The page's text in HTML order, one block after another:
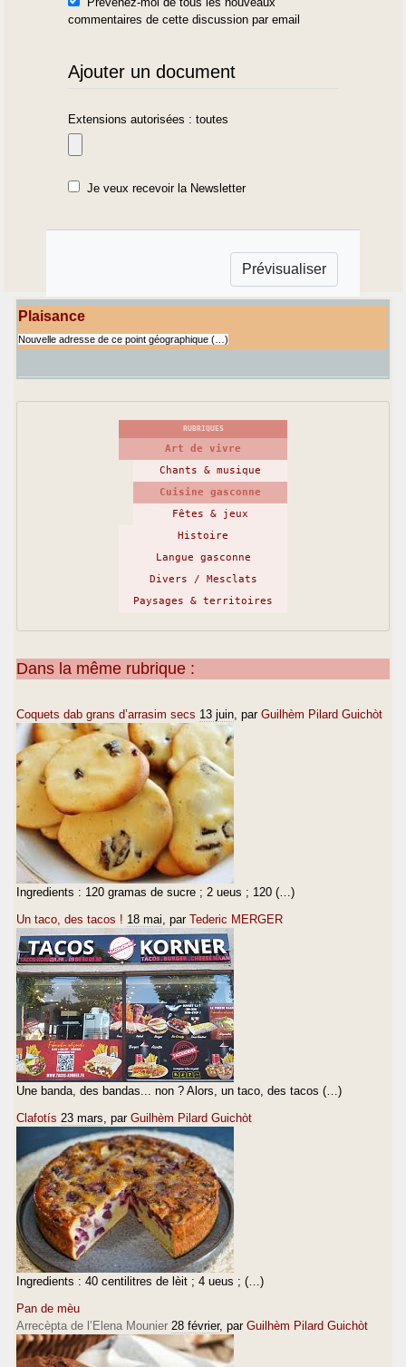
commentaires de cette discussion par email
Ajouter un document
Extensions autorisées : toutes
Je veux recevoir la Newsletter
Plaisance
Nouvelle adresse de ce point géographique (…)
RUBRIQUES
Art de vivre
Chants & musique
Cuisine gasconne
Fêtes & jeux
Histoire
Langue gasconne
Divers / Mesclats
Paysages & territoires
Dans la même rubrique :
Coquets dab grans d’arrasim secs 13 juin , par Guilhèm Pilard Guichòt
Ingredients : 120 gramas de sucre ; 2 ueus ; 120 (…)
Un taco, des tacos ! 18 mai , par Tederic MERGER
Une banda, des bandas... non ? Alors, un taco, des tacos (…)
Clafotís 23 mars , par Guilhèm Pilard Guichòt
Ingredients : 40 centilitres de lèit ; 4 ueus ; (…)
Pan de mèu
Arrecèpta de l’Elena Mounier 28 février, par Guilhèm Pilard Guichòt